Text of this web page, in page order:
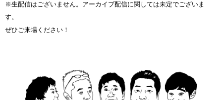
※生配信はございません。アーカイブ配信に関しては未定でございま
す。
ぜひご来場ください！